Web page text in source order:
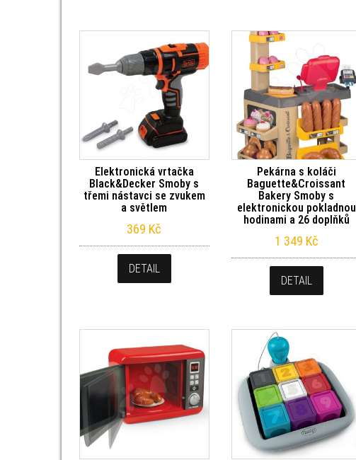
Elektronická vrtačka
Black&Decker Smoby s
třemi nástavci se zvukem
a světlem
369 Kč
DETAIL
Pekárna s koláči
Baguette&Croissant
Bakery Smoby s
elektronickou pokladnou
hodinami a 26 doplňků
1 349 Kč
DETAIL